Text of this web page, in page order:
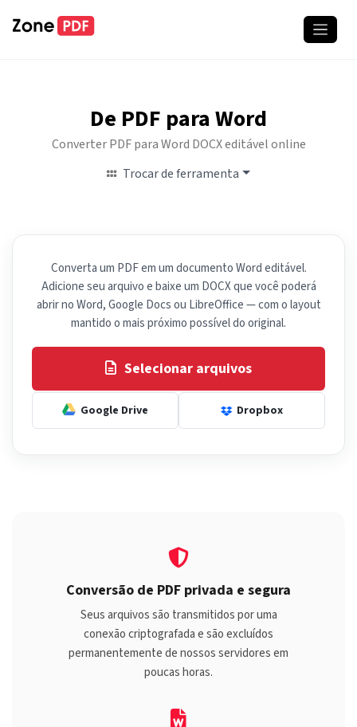
De PDF para Word
Converter PDF para Word DOCX editável online
Trocar de ferramenta
Converta um PDF em um documento Word editável.
Adicione seu arquivo e baixe um DOCX que você poderá
abrir no Word, Google Docs ou LibreOffice — com o layout
mantido o mais próximo possível do original.
Selecionar arquivos
Google Drive Dropbox
Conversão de PDF privada e segura
Seus arquivos são transmitidos por uma
conexão criptografada e são excluídos
permanentemente de nossos servidores em
poucas horas.